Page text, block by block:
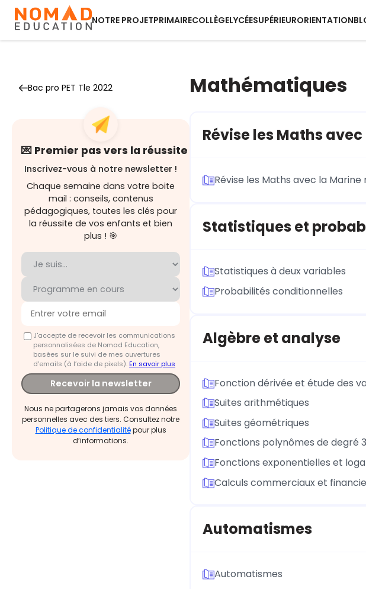
NOTRE PROJETPRIMAIRECOLLÈGELYCÉESUPÉRIEURORIENTATION
Bac pro PET Tle 2022
💌 Premier pas vers la réussite
Inscrivez-vous à notre newsletter !
Chaque semaine dans votre boite
mail : conseils, contenus
pédagogiques, toutes les clés pour
la réussite de vos enfants et bien
plus ! 🎯
J'accepte de recevoir les communications
personnalisées de Nomad Education,
basées sur le suivi de mes ouvertures
d'emails (à l’aide de pixels).En savoir plus
Recevoir la newsletter
Nous ne partagerons jamais vos données
personnelles avec des tiers. Consultez notre
Politique de confidentialitépour plus
d’informations.
Mathématiques
Révise les Maths
Révise les Maths avec la Marine
Statistiques et
Statistiques à deux variables
Probabilités conditionnelles
Algèbre et analyse
Fonction dérivée et étude des
Suites arithmétiques
Suites géométriques
Fonctions polynômes de degré 3
Fonctions exponentielles et
Calculs commerciaux et
Automatismes
Automatismes